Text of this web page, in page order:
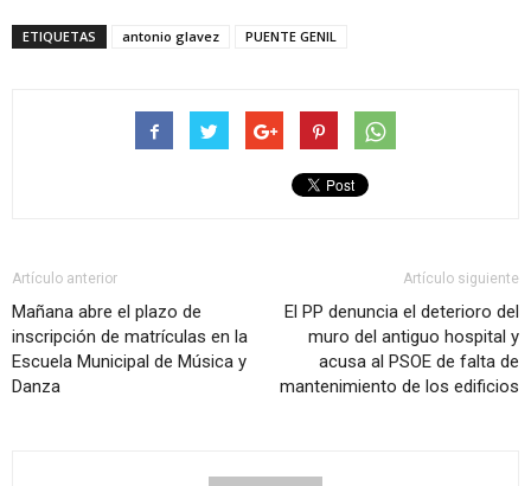
ETIQUETAS antonio glavez PUENTE GENIL
Artículo anterior
Mañana abre el plazo de
inscripción de matrículas en la
Escuela Municipal de Música y
Danza
Artículo siguiente
El PP denuncia el deterioro del
muro del antiguo hospital y
acusa al PSOE de falta de
mantenimiento de los edificios